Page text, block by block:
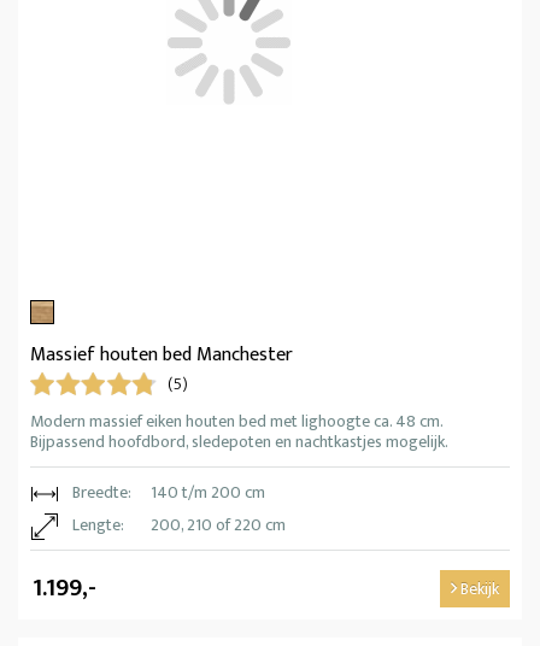
Massief houten bed Manchester
(5)
Modern massief eiken houten bed met lighoogte ca. 48 cm.
Bijpassend hoofdbord, sledepoten en nachtkastjes mogelijk.
Breedte:
140 t/m 200 cm
Lengte:
200, 210 of 220 cm
1.199,- Bekijk